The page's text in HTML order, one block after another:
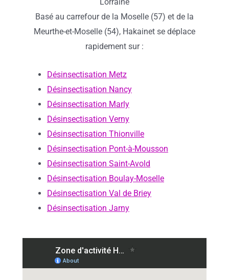
Basé au carrefour de la Moselle (57) et de la
Meurthe-et-Moselle (54), Hakainet se déplace
rapidement sur :
Désinsectisation Metz
Désinsectisation Nancy
Désinsectisation Marly
Désinsectisation Verny
Désinsectisation Thionville
Désinsectisation Pont-à-Mousson
Désinsectisation Saint-Avold
Désinsectisation Boulay-Moselle
Désinsectisation Val de Briey
Désinsectisation Jarny